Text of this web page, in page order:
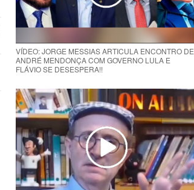
VÍDEO: JORGE MESSIAS ARTICULA ENCONTRO DE
ANDRÉ MENDONÇA COM GOVERNO LULA E
FLÁVIO SE DESESPERA!!